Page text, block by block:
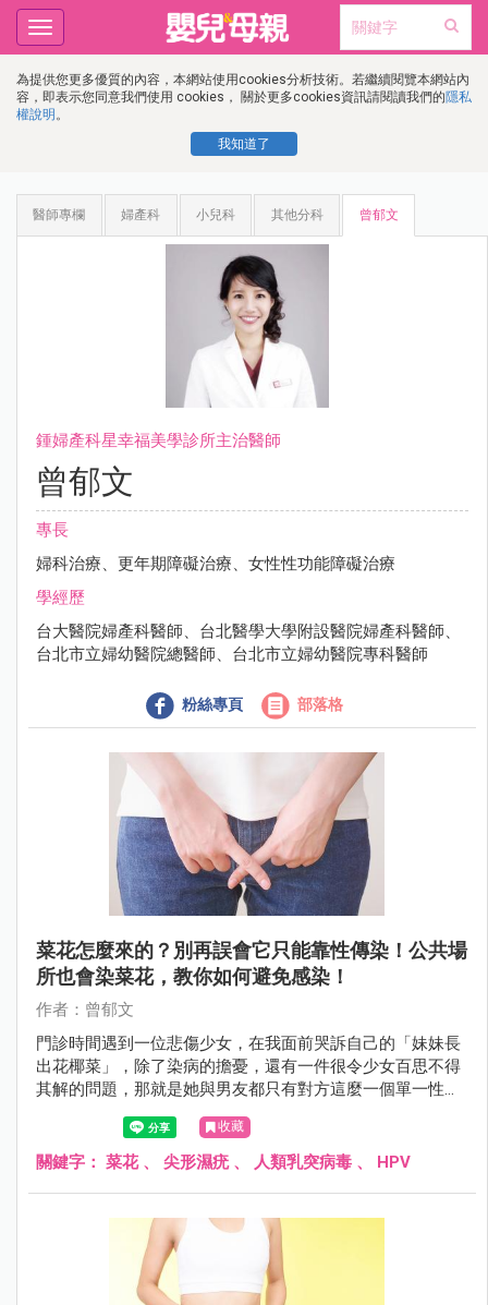
為提供您更多優質的內容，本網站使用cookies分析技術。若繼續閱覽本網站內
容，即表示您同意我們使用 cookies， 關於更多cookies資訊請閱讀我們的隱私
權說明 。
我知道了
Toggle
navigation
醫師專欄 婦產科 小兒科 其他分科 曾郁文
鍾婦產科星幸福美學診所主治醫師
曾郁文
專長
婦科治療、更年期障礙治療、女性性功能障礙治療
學經歷
台大醫院婦產科醫師、台北醫學大學附設醫院婦產科醫師、
台北市立婦幼醫院總醫師、台北市立婦幼醫院專科醫師
粉絲專頁 部落格
菜花怎麼來的？別再誤會它只能靠性傳染！公共場
所也會染菜花，教你如何避免感染！
作者：曾郁文
門診時間遇到一位悲傷少女，在我面前哭訴自己的「妹妹長
出花椰菜」，除了染病的擔憂，還有一件很令少女百思不得
其解的問題，那就是她與男友都只有對方這麼一個單一性伴
侶，可是男友卻沒有中獎的跡象，她很擔憂男友會質疑她的
清白，不知道該怎麼解釋才好，因此至今都對男友隱瞞感染
的事情……
收藏
關鍵字： 菜花、 尖形濕疣、 人類乳突病毒 、 HPV